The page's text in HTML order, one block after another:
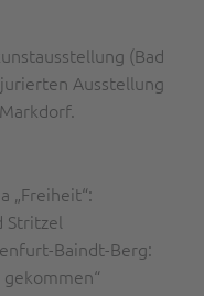
(Bad
Ausstellung
„Freiheit“:
Stritzel
Baindt-Berg: